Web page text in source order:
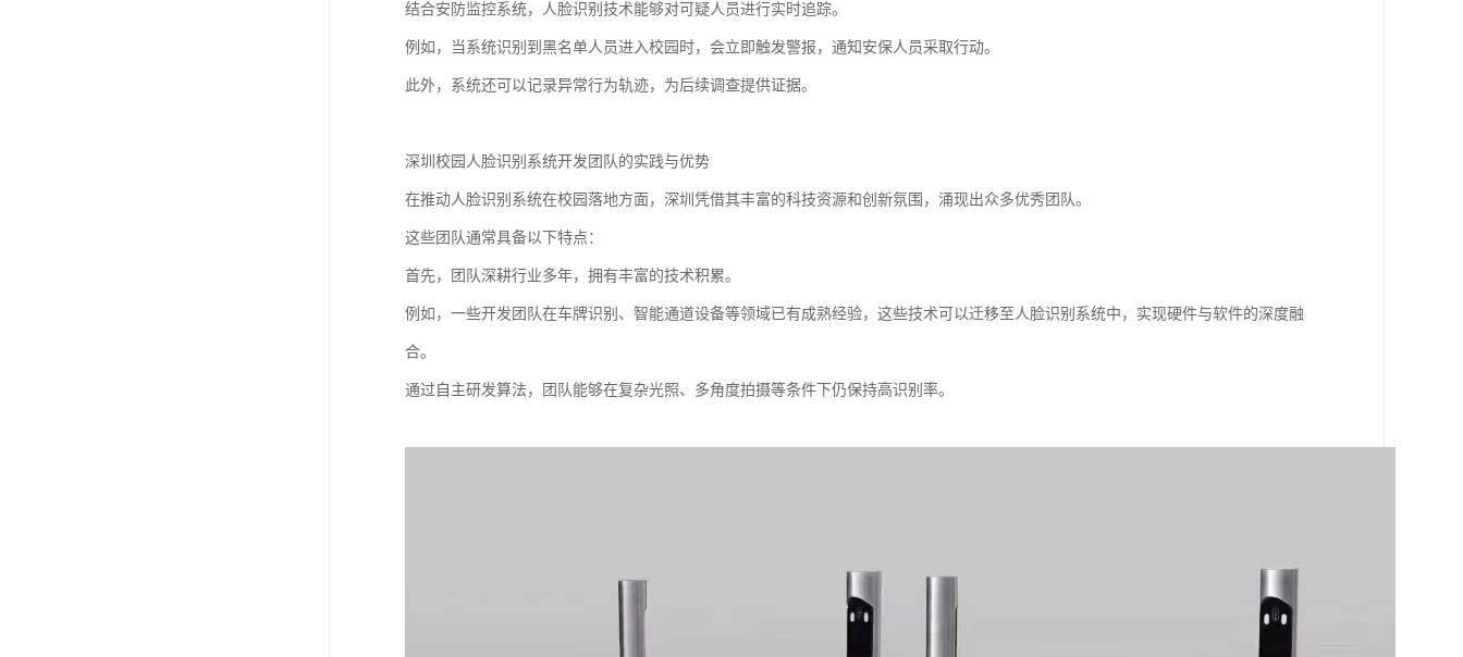
结合安防监控系统，人脸识别技术能够对可疑人员进行实时追踪。
例如，当系统识别到黑名单人员进入校园时，会立即触发警报，通知安保人员采取行动。
此外，系统还可以记录异常行为轨迹，为后续调查提供证据。
深圳校园人脸识别系统开发团队的实践与优势
在推动人脸识别系统在校园落地方面，深圳凭借其丰富的科技资源和创新氛围，涌现出众多优秀团队。
这些团队通常具备以下特点：
首先，团队深耕行业多年，拥有丰富的技术积累。
例如，一些开发团队在车牌识别、智能通道设备等领域已有成熟经验，这些技术可以迁移至人脸识别系统中，实现硬件与软件的深度融
合。
通过自主研发算法，团队能够在复杂光照、多角度拍摄等条件下仍保持高识别率。